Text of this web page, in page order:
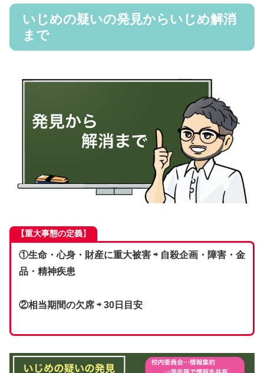
いじめの疑いの発見からいじめ解消
まで
【重大事態の定義】
①生命・心身・財産に重大被害 ⇨ 自殺企画・障害・金
品・精神疾患
②相当期間の欠席 ⇨ 30日目安